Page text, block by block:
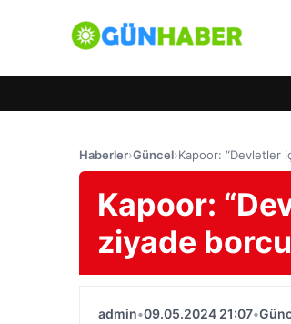
Haberler›Güncel›Kapoor: “Devletler
Kapoor:
ziyade
admin•09.05.2024 21:07•